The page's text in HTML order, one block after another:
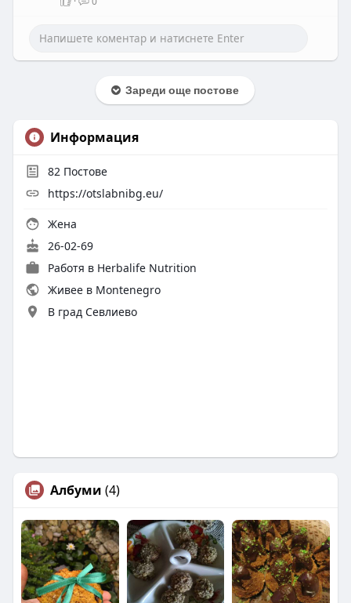
Зареди още постове
Информация
82 Постове
https://otslabnibg.eu/
Жена
26-02-69
Работя в Herbalife Nutrition
Живее в Montenegro
В град Севлиево
Албуми (4)